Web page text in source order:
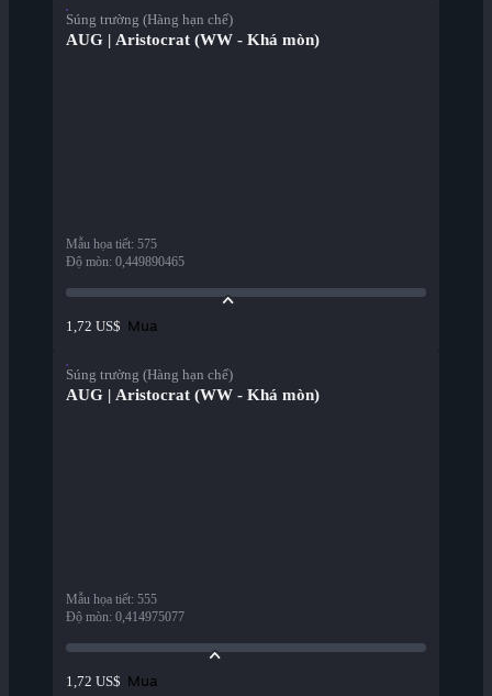
Súng trường (Hàng hạn chế)
AUG | Aristocrat (WW - Khá mòn)
Mẫu họa tiết: 575
Độ mòn: 0,449890465
1,72 US$ Mua
Súng trường (Hàng hạn chế)
AUG | Aristocrat (WW - Khá mòn)
Mẫu họa tiết: 555
Độ mòn: 0,414975077
1,72 US$ Mua